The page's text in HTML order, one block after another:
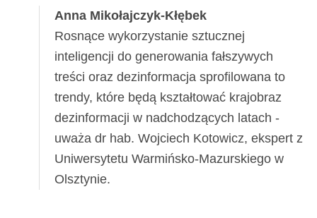
Anna Mikołajczyk-Kłębek
Rosnące wykorzystanie sztucznej
inteligencji do generowania fałszywych
treści oraz dezinformacja sprofilowana to
trendy, które będą kształtować krajobraz
dezinformacji w nadchodzących latach -
uważa dr hab. Wojciech Kotowicz, ekspert z
Uniwersytetu Warmińsko-Mazurskiego w
Olsztynie.